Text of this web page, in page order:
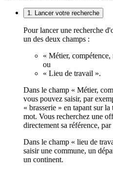
1. Lancer votre recherche
Pour lancer une recherche
un des deux champs :
« Métier,
ou
« Lieu de travail ».
Dans le champ « Métier,
vous pouvez saisir, par
« brasserie » en tapant sur
mot. Vous recherchez une
directement sa référence,
Dans le champ « lieu de
saisir une commune, un
un continent.